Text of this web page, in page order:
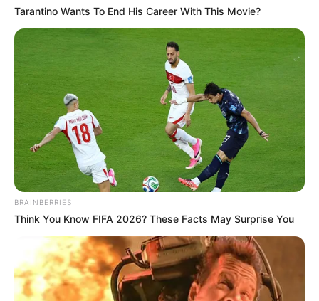
Tarantino Wants To End His Career With This Movie?
BRAINBERRIES
Think You Know FIFA 2026? These Facts May Surprise You